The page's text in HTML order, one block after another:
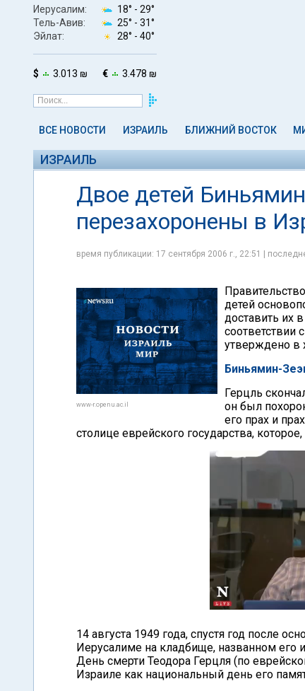
Иерусалим: 18° - 29°
Тель-Авив:
25° - 31°
Эйлат:
28° - 40°
$ 3.013 ₪ € 3.478 ₪
ВСЕ НОВОСТИ ИЗРАИЛЬ БЛИЖНИЙ ВОСТОК
ИЗРАИЛЬ
Двое детей
перезахоронены в
время публикации: 17 сентября 2006 г., 22:51 |
www-r.openu.ac.il
детей
доставить их
утверждено в
Биньямин-
Герцль
он был
его прах и
столице еврейского государства,
14 августа 1949 года, спустя год после
Иерусалиме на кладбище, названном его
День смерти Теодора Герцля (по
Израиле как национальный день его